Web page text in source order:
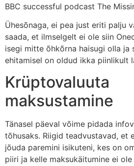
BBC successful podcast The
Ühesõnaga, ei pea just eriti palju
saada, et ilmselgelt ei ole siin
isegi mitte õhkõrna haisugi olla ja
ehitamisel on oldud ikka piinlikult
Krüptovaluuta
maksustamine
Tänasel päeval võime pidada
tõhusaks. Riigid teadvustavad, et
jõuda paremini isikuteni, kes on
piiri ja kelle maksukäitumine ei ole